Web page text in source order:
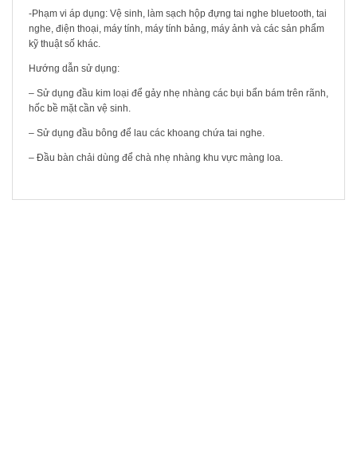
-Phạm vi áp dụng: Vệ sinh, làm sạch hộp đựng tai nghe bluetooth, tai
nghe, điện thoại, máy tính, máy tính bảng, máy ảnh và các sản phẩm
kỹ thuật số khác.
Hướng dẫn sử dụng:
– Sử dụng đầu kim loại để gảy nhẹ nhàng các bụi bẩn bám trên rãnh,
hốc bề mặt cần vệ sinh.
– Sử dụng đầu bông để lau các khoang chứa tai nghe.
– Đầu bàn chải dùng để chà nhẹ nhàng khu vực màng loa.